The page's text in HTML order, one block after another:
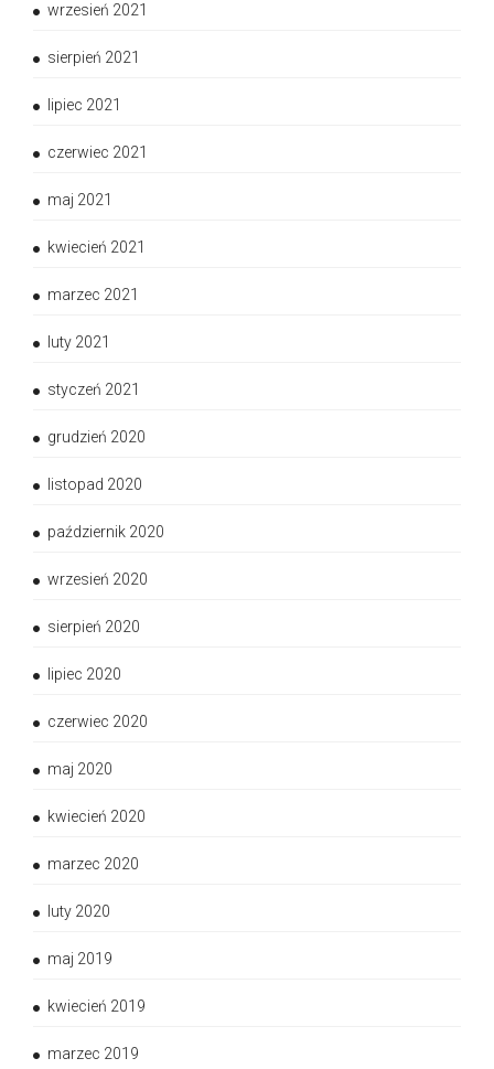
wrzesień 2021
sierpień 2021
lipiec 2021
czerwiec 2021
maj 2021
kwiecień 2021
marzec 2021
luty 2021
styczeń 2021
grudzień 2020
listopad 2020
październik 2020
wrzesień 2020
sierpień 2020
lipiec 2020
czerwiec 2020
maj 2020
kwiecień 2020
marzec 2020
luty 2020
maj 2019
kwiecień 2019
marzec 2019